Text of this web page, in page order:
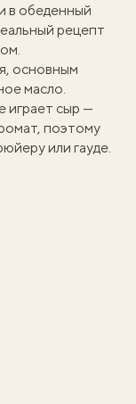
в обеденный
рецепт
основным
масло.
играет сыр —
поэтому
или гауде.